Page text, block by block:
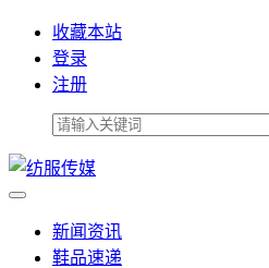
收藏本站
登录
注册
新闻资讯
鞋品速递